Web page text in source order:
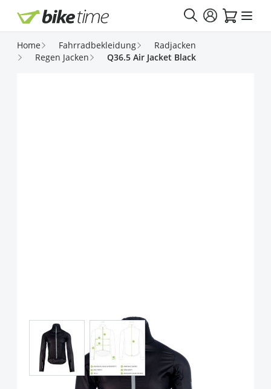
Direkt zum Inhalt
Home Fahrradbekleidung
Radjacken
Regen Jacken
Q36.5 Air Jacket Black
View larger imageView larger image